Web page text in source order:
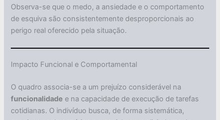
Observa-se que o medo, a ansiedade e o comportamento
de esquiva são consistentemente desproporcionais ao
perigo real oferecido pela situação.
Impacto Funcional e Comportamental
O quadro associa-se a um prejuízo considerável na
funcionalidade e na capacidade de execução de tarefas
cotidianas. O indivíduo busca, de forma sistemática,